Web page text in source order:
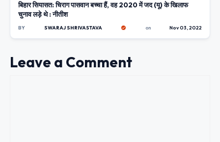
बिहार सियासत: चिराग पासवान बच्चा हैं, वह 2020 में जद (यू) के खिलाफ
चुनाव लड़े थे : नीतीश
BY SWARAJ SHRIVASTAVA on Nov 03, 2022
Leave a Comment